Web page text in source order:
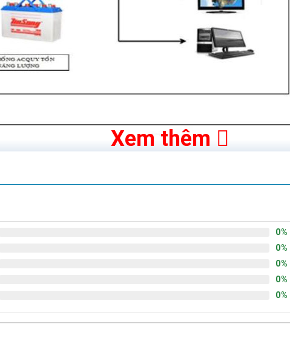
Xem thêm
0%
0%
0%
0%
0%